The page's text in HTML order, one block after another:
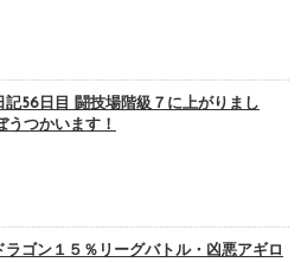
記56日目 闘技場階級７に上がりまし
うつかいます！
ラゴン１５％リーグバトル・凶悪アギロ